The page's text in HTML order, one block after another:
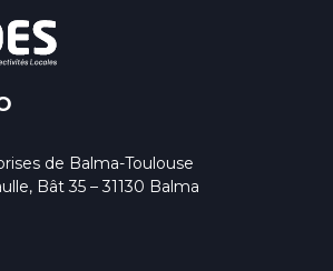
de Balma-Toulouse
Bât 35 – 31130 Balma